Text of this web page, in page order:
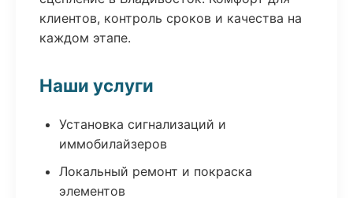
клиентов, контроль сроков и качества на
каждом этапе.
Наши услуги
Установка сигнализаций и
иммобилайзеров
Локальный ремонт и покраска
элементов